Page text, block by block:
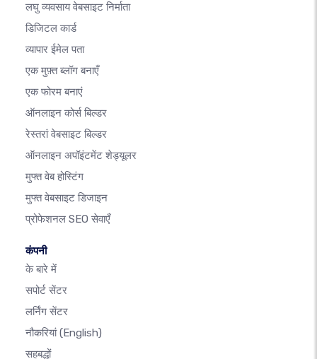
लघु व्यवसाय वेबसाइट निर्माता
डिजिटल कार्ड
व्यापार ईमेल पता
एक मुफ़्त ब्लॉग बनाएँ
एक फोरम बनाएं
ऑनलाइन कोर्स बिल्डर
रेस्तरां वेबसाइट बिल्डर
ऑनलाइन अपॉइंटमेंट शेड्यूलर
मुफ्त वेब होस्टिंग
मुफ्त वेबसाइट डिजाइन
प्रोफेशनल SEO सेवाएँ
कंपनी
के बारे में
सपोर्ट सेंटर
लर्निंग सेंटर
नौकरियां(English)
सहबद्धों